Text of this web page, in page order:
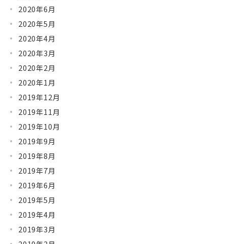
2020年6月
2020年5月
2020年4月
2020年3月
2020年2月
2020年1月
2019年12月
2019年11月
2019年10月
2019年9月
2019年8月
2019年7月
2019年6月
2019年5月
2019年4月
2019年3月